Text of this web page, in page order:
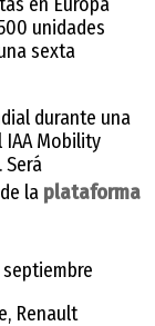
unidades
sexta
durante una
IAA Mobility
Será
la plataforma
Renault